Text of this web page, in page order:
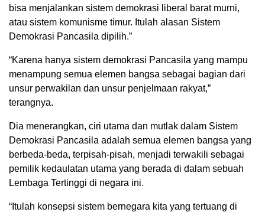
bisa menjalankan sistem demokrasi liberal barat murni,
atau sistem komunisme timur. Itulah alasan Sistem
Demokrasi Pancasila dipilih.”
“Karena hanya sistem demokrasi Pancasila yang mampu
menampung semua elemen bangsa sebagai bagian dari
unsur perwakilan dan unsur penjelmaan rakyat,”
terangnya.
Dia menerangkan, ciri utama dan mutlak dalam Sistem
Demokrasi Pancasila adalah semua elemen bangsa yang
berbeda-beda, terpisah-pisah, menjadi terwakili sebagai
pemilik kedaulatan utama yang berada di dalam sebuah
Lembaga Tertinggi di negara ini.
“Itulah konsepsi sistem bernegara kita yang tertuang di